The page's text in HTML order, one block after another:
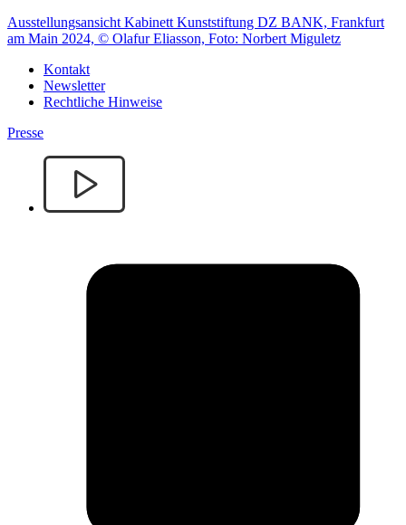
Ausstellungsansicht Kabinett Kunststiftung DZ BANK, Frankfurt
am Main 2024, © Olafur Eliasson, Foto: Norbert Miguletz
Kontakt
Newsletter
Rechtliche Hinweise
Presse